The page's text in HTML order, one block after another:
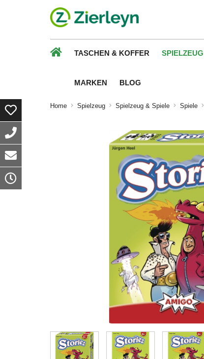
TASCHEN & KOFFER SPIELZEUG
MARKEN BLOG
Home Spielzeug Spielzeug & Spiele Spiele